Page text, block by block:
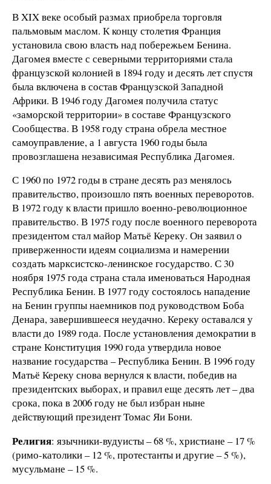
В XIX веке особый размах приобрела торговля
пальмовым маслом. К концу столетия Франция
установила свою власть над побережьем Бенина.
Дагомея вместе с северными территориями стала
французской колонией в 1894 году и десять лет спустя
была включена в состав Французской Западной
Африки. В 1946 году Дагомея получила статус
«заморской территории» в составе Французского
Сообщества. В 1958 году страна обрела местное
самоуправление, а 1 августа 1960 годы была
провозглашена независимая Республика Дагомея.
С 1960 по 1972 годы в стране десять раз менялось
правительство, произошло пять военных переворотов.
В 1972 году к власти пришло военно-революционное
правительство. В 1975 году после военного переворота
президентом стал майор Матьё Кереку. Он заявил о
приверженности идеям социализма и намерении
создать марксистско-ленинское государство. С 30
ноября 1975 года страна стала именоваться Народная
Республика Бенин. В 1977 году состоялось нападение
на Бенин группы наемников под руководством Боба
Денара, завершившееся неудачно. Кереку оставался у
власти до 1989 года. После установления демократии в
стране Конституция 1990 года утвердила новое
название государства – Республика Бенин. В 1996 году
Матьё Кереку снова вернулся к власти, победив на
президентских выборах, и правил еще десять лет – два
срока, пока в 2006 году не был избран ныне
действующий президент Томас Яи Бони.
Религия: язычники-вудуисты – 68 %, христиане – 17 %
(римо-католики – 12 %, протестанты и другие – 5 %),
мусульмане – 15 %.